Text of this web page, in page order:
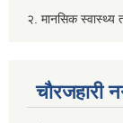
२. मानसिक स्वास्थ्य
चौरजहारी